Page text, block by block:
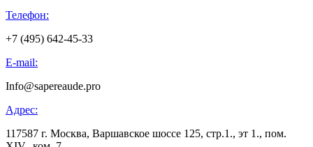
Телефон:
+7 (495) 642-45-33
E-mail:
Info@sapereaude.pro
Адрес:
117587 г. Москва, Варшавское шоссе 125, стр.1., эт 1., пом.